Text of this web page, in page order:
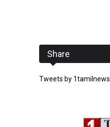
Share
Tweets by 1tamilnews